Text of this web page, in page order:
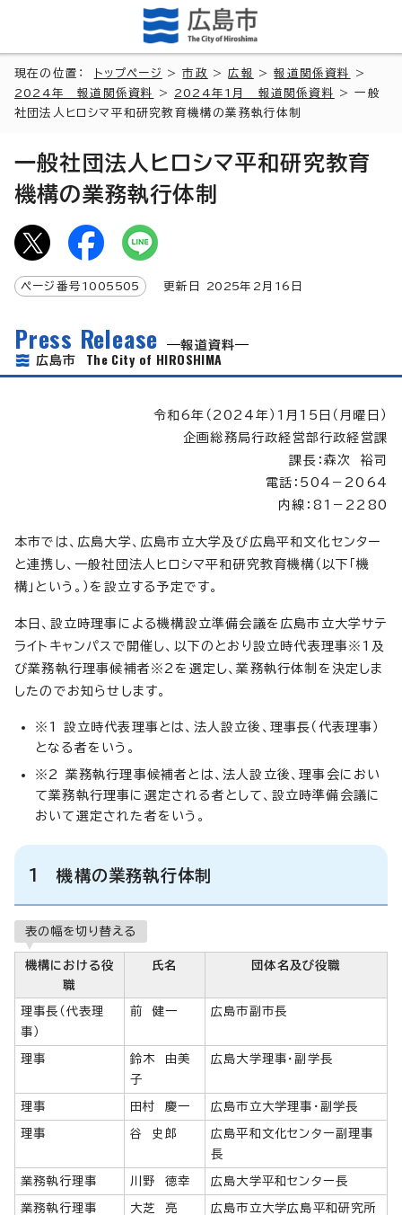
現在の位置： トップページ >市政 >広報 >報道関係資料
>
2024年 報道関係資料
> 2024年1月 報道関係資料
> 一般
社団法人ヒロシマ平和研究教育機構の業務執行体制
一般社団法人ヒロシマ平和研究教育
機構の業務執行体制
ページ番号 1005505 更新日 2025年2月 16 日
Press Release
報道資料
広島市 The City of HIROSHIMA
令和6年（2024年）1月15日（月曜日）
企画総務局行政経営部行政経営課
課長：森次 裕司
電話：504－2064
内線：81－2280
本市では、広島大学、広島市立大学及び広島平和文化センター
と連携し、一般社団法人ヒロシマ平和研究教育機構（以下「機
構」という。）を設立する予定です。
本日、設立時理事による機構設立準備会議を広島市立大学サテ
ライトキャンパスで開催し、以下のとおり設立時代表理事※1及
び業務執行理事候補者※2を選定し、業務執行体制を決定しま
したのでお知らせします。
※1 設立時代表理事とは、法人設立後、理事長（代表理事）
となる者をいう。
※2 業務執行理事候補者とは、法人設立後、理事会におい
て業務執行理事に選定される者として、設立時準備会議に
おいて選定された者をいう。
1 機構の業務執行体制
表の幅を切り替える
機構における役
職
氏名 団体名及び役職
理事長（代表理
事）
前 健一 広島市副市長
理事
鈴木 由美
子
広島大学理事・副学長
理事 田村 慶一 広島市立大学理事・副学長
理事 谷 史郎
広島平和文化センター副理事
長
業務執行理事 川野 徳幸 広島大学平和センター長
業務執行理事 大芝 亮
広島市立大学広島平和研究所